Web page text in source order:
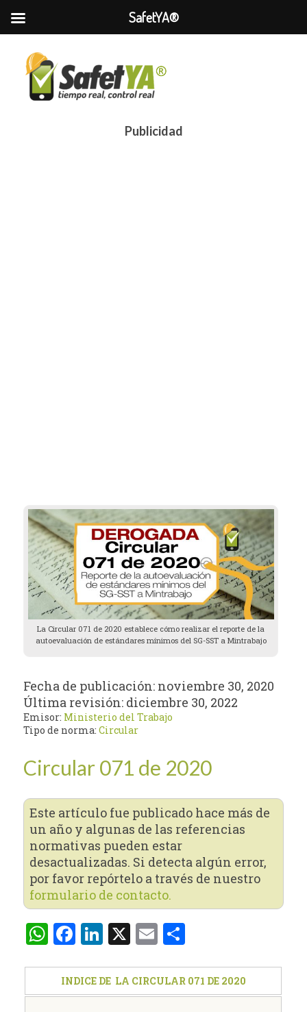
Publicidad
La Circular 071 de 2020 establece cómo realizar el reporte de la
autoevaluación de estándares mínimos del SG-SST a Mintrabajo
Fecha de publicación: noviembre 30, 2020
Última revisión: diciembre 30, 2022
Emisor: Ministerio del Trabajo
Tipo de norma:Circular
Circular 071 de 2020
Este artículo fue publicado hace más de
un año y algunas de las referencias
normativas pueden estar
desactualizadas. Si detecta algún error,
por favor repórtelo a través de nuestro
formulario de contacto.
WhatsApp
Facebook
LinkedIn
X Email
INDICE DE LA CIRCULAR 071 DE 2020
SafetYA®